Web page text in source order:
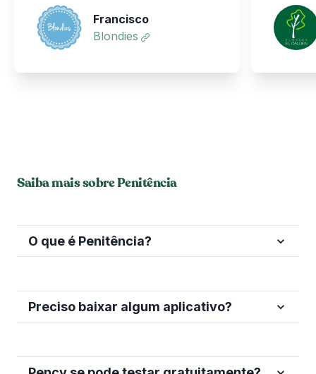
Francisco
Blondies
Saiba mais sobre Penitência
O que é Penitência?
Preciso baixar algum aplicativo?